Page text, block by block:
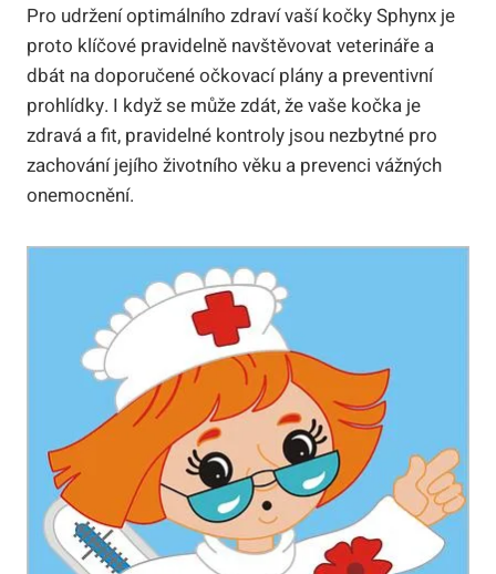
Pro udržení optimálního zdraví vaší kočky Sphynx je
proto klíčové pravidelně navštěvovat veterináře a
dbát na doporučené očkovací plány a preventivní
prohlídky. I když se může zdát, že vaše kočka je
zdravá a fit, pravidelné kontroly jsou nezbytné pro
zachování jejího životního věku a prevenci vážných
onemocnění.